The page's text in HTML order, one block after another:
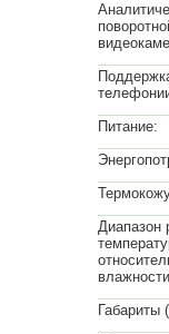
Питание:
Диапазон